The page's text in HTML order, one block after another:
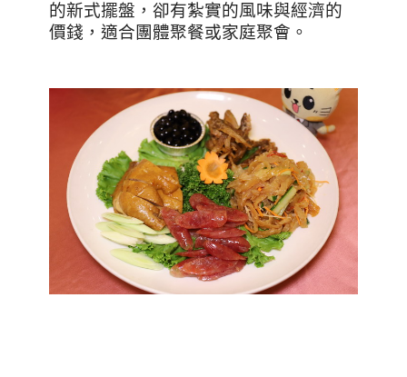
的新式擺盤，卻有紮實的風味與經濟的
價錢，適合團體聚餐或家庭聚會。